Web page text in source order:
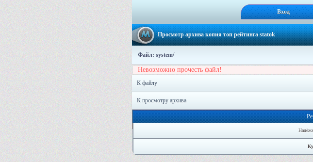
Вход
Просмотр архива копия топ рейтинга statok
Файл: system/
Невозможно прочесть файл!
К файлу
К просмотру архива